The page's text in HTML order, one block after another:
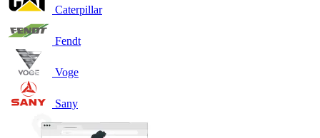
Caterpillar
Fendt
Voge
Sany